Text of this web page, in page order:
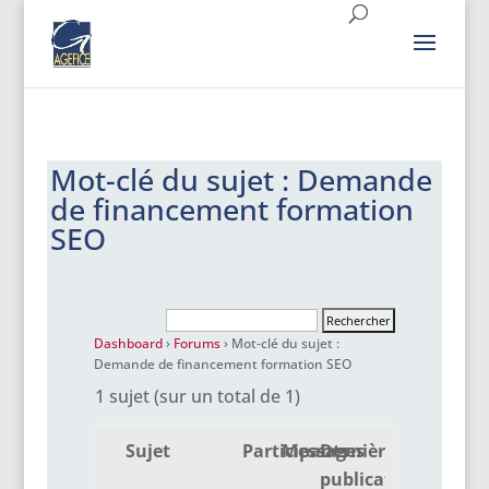
Mot-clé du sujet : Demande
de financement formation
SEO
Dashboard› Forums› Mot-clé du sujet :
Demande de financement formation SEO
1 sujet (sur un total de 1)
Sujet Participants
Messages
Dernière
publication